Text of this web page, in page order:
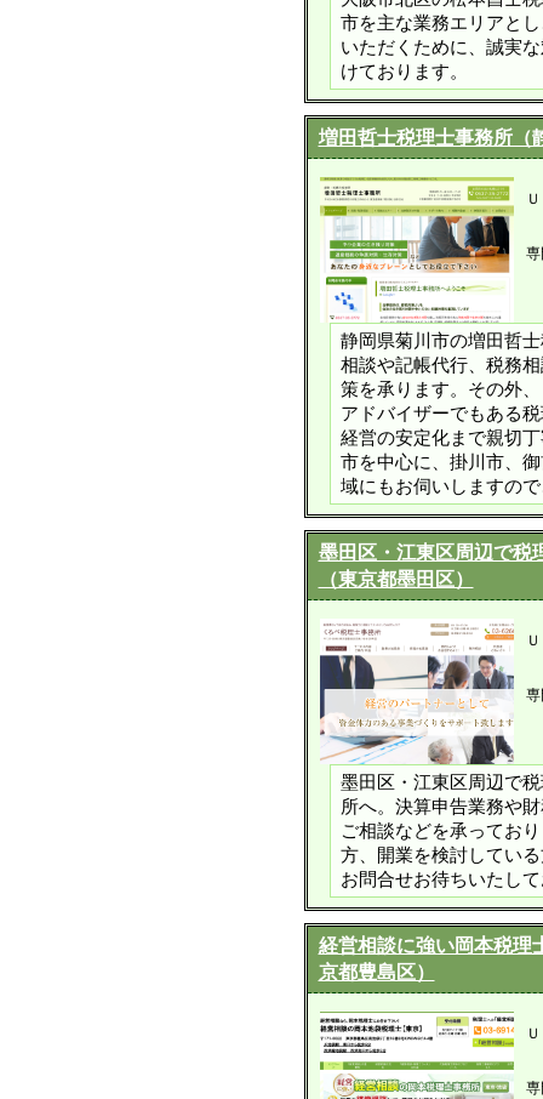
市を主な業務エリアと
いただくために、誠実
けております。
増田哲士税理士事務所（
専
静岡県菊川市の増田哲
相談や記帳代行、税務
策を承ります。その外
アドバイザーでもある
経営の安定化まで親切
市を中心に、掛川市、
域にもお伺いしますの
墨田区・江東区周辺で税
（東京都墨田区）
専
墨田区・江東区周辺で
所へ。決算申告業務や
ご相談などを承ってお
方、開業を検討してい
お問合せお待ちいたし
経営相談に強い岡本税理
京都豊島区）
専